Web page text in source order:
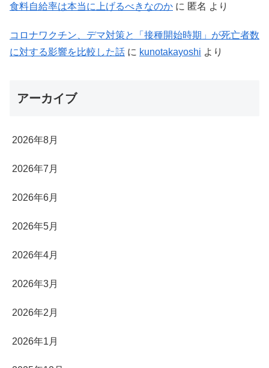
食料自給率は本当に上げるべきなのか に 匿名 より
コロナワクチン、デマ対策と「接種開始時期」が死亡者数
に対する影響を比較した話 に kunotakayoshi より
アーカイブ
2026年8月
2026年7月
2026年6月
2026年5月
2026年4月
2026年3月
2026年2月
2026年1月